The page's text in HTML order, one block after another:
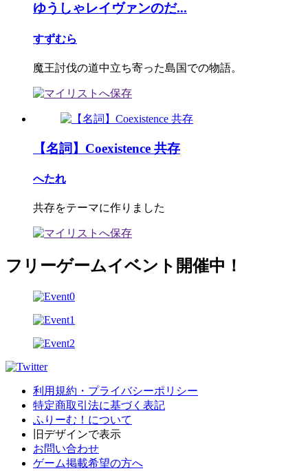
ゆうしゃレイヴァンのだ...
すずむら
魔王討伐の道中立ち寄った島国での物語。
【名詞】Coexistence 共存
へたれ
共存をテーマに作りました
フリーゲームイベント開催中！
利用規約・プライバシーポリシー
特定商取引法に基づく表記
ふりーむ！について
旧デザインで表示
お問い合わせ
ゲーム掲載希望の方へ